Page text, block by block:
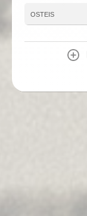
osteis